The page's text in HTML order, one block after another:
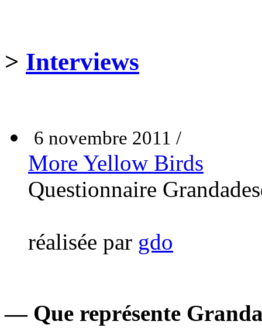
> Interviews
6 novembre 2011 /
More Yellow Birds
Questionnaire
réalisée par gdo
— Que représente